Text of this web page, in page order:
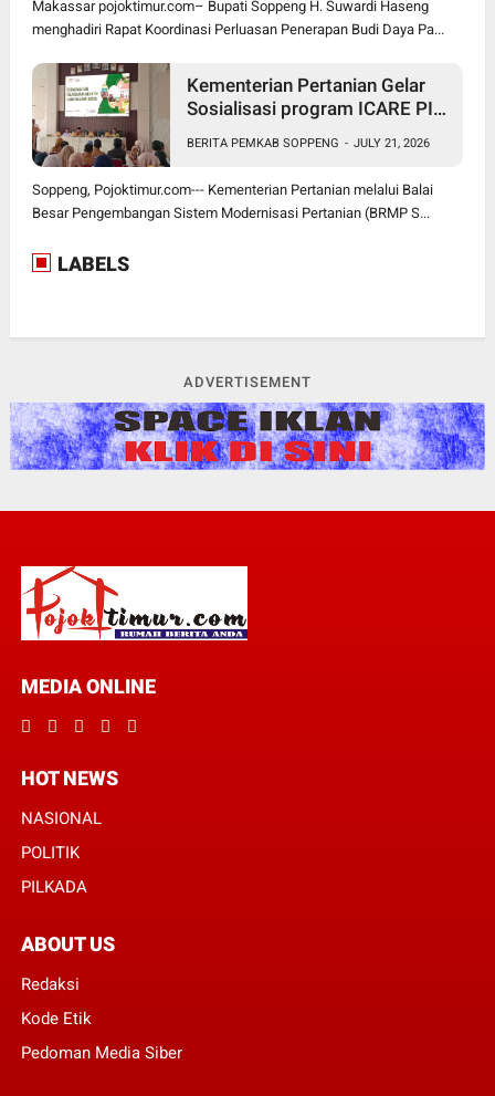
Makassar pojoktimur.com– Bupati Soppeng H. Suwardi Haseng
menghadiri Rapat Koordinasi Perluasan Penerapan Budi Daya Pa...
Kementerian Pertanian Gelar
Sosialisasi program ICARE PIU
BERITA PEMKAB SOPPENG - JULY 21, 2026
Soppeng, Pojoktimur.com--- Kementerian Pertanian melalui Balai
Besar Pengembangan Sistem Modernisasi Pertanian (BRMP S...
LABELS
ADVERTISEMENT
MEDIA ONLINE
HOT NEWS
NASIONAL
POLITIK
PILKADA
ABOUT US
Redaksi
Kode Etik
Pedoman Media Siber